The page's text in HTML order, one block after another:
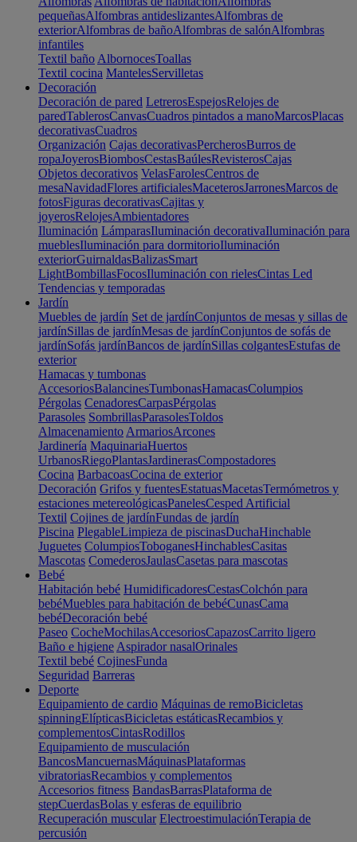
pequeñasAlfombras antideslizantesAlfombras de
exteriorAlfombras de bañoAlfombras de salónAlfombras
infantiles
Textil baño AlbornocesToallas
Textil cocina MantelesServilletas
Decoración
Decoración de pared LetrerosEspejosRelojes de
paredTablerosCanvasCuadros pintados a manoMarcosPlacas
decorativasCuadros
Organización Cajas decorativasPercherosBurros de
ropaJoyerosBiombosCestasBaúlesRevisterosCajas
Objetos decorativos VelasFarolesCentros de
mesaNavidadFlores artificialesMaceterosJarronesMarcos de
fotosFiguras decorativasCajitas y
joyerosRelojesAmbientadores
Iluminación LámparasIluminación decorativaIluminación para
mueblesIluminación para dormitorioIluminación
exteriorGuirnaldasBalizasSmart
LightBombillasFocosIluminación con rielesCintas Led
Tendencias y temporadas
Jardín
Muebles de jardín Set de jardínConjuntos de mesas y sillas de
jardínSillas de jardínMesas de jardínConjuntos de sofás de
jardínSofás jardínBancos de jardínSillas colgantesEstufas de
exterior
Hamacas y tumbonas
AccesoriosBalancinesTumbonasHamacasColumpios
Pérgolas CenadoresCarpasPérgolas
Parasoles SombrillasParasolesToldos
Almacenamiento ArmariosArcones
Jardinería MaquinariaHuertos
UrbanosRiegoPlantasJardinerasCompostadores
Cocina BarbacoasCocina de exterior
Decoración Grifos y fuentesEstatuasMacetasTermómetros y
estaciones metereológicasPanelesCesped Artificial
Textil Cojines de jardínFundas de jardín
Piscina PlegableLimpieza de piscinasDuchaHinchable
Juguetes ColumpiosToboganesHinchablesCasitas
Mascotas ComederosJaulasCasetas para mascotas
Bebé
Habitación bebé HumidificadoresCestasColchón para
bebéMuebles para habitación de bebéCunasCama
bebéDecoración bebé
Paseo CocheMochilasAccesoriosCapazosCarrito ligero
Baño e higiene Aspirador nasalOrinales
Textil bebé CojinesFunda
Seguridad Barreras
Deporte
Equipamiento de cardio Máquinas de remoBicicletas
spinningElípticasBicicletas estáticasRecambios y
complementosCintasRodillos
Equipamiento de musculación
BancosMancuernasMáquinasPlataformas
vibratoriasRecambios y complementos
Accesorios fitness BandasBarrasPlataforma de
stepCuerdasBolas y esferas de equilibrio
Recuperación muscular ElectroestimulaciónTerapia de
percusión